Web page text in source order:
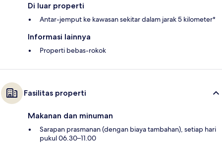
Di luar properti
Antar-jemput ke kawasan sekitar dalam jarak 5 kilometer*
Informasi lainnya
Properti bebas-rokok
Fasilitas properti
Makanan dan minuman
Sarapan prasmanan (dengan biaya tambahan), setiap hari
pukul 06.30–11.00